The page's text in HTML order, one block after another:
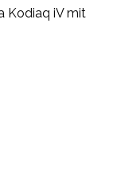
Kodiaq iV mit